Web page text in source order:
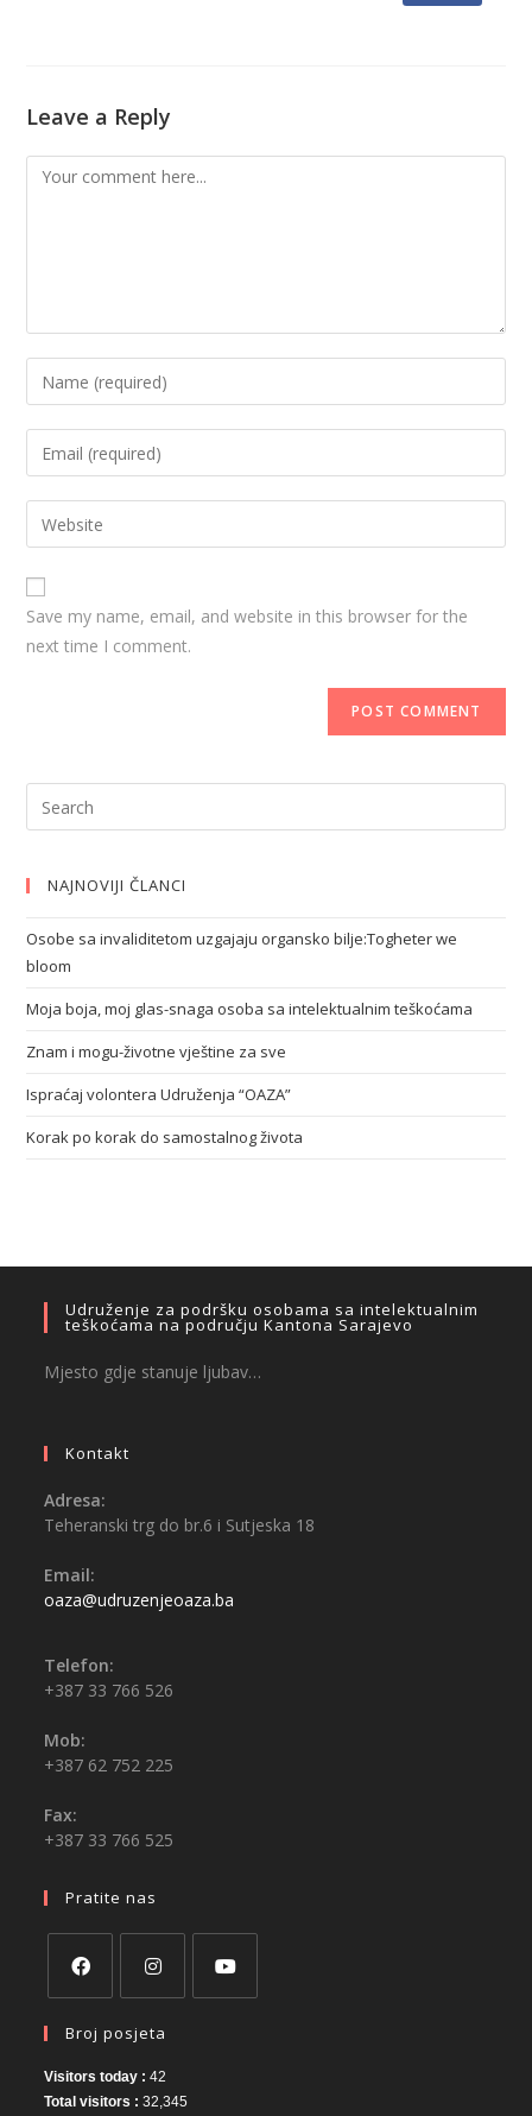
Leave a Reply
Save my name, email, and website in this browser for the
next time I comment.
NAJNOVIJI ČLANCI
Osobe sa invaliditetom uzgajaju organsko bilje:Togheter we
bloom
Moja boja, moj glas-snaga osoba sa intelektualnim teškoćama
Znam i mogu-životne vještine za sve
Ispraćaj volontera Udruženja “OAZA”
Korak po korak do samostalnog života
Udruženje za podršku osobama sa intelektualnim
teškoćama na području Kantona Sarajevo
Mjesto gdje stanuje ljubav…
Kontakt
Adresa:
Teheranski trg do br.6 i Sutjeska 18
Email:
oaza@udruzenjeoaza.ba
Telefon:
+387 33 766 526
Mob:
+387 62 752 225
Fax:
+387 33 766 525
Pratite nas
Broj posjeta
Visitors today :42
Total visitors :32,345